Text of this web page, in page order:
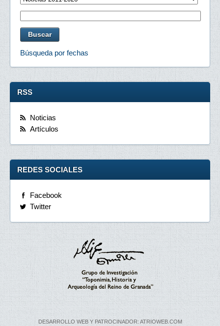
Búsqueda por fechas
RSS
Noticias
Artículos
REDES SOCIALES
Facebook
Twitter
DESARROLLO WEB Y PATROCINADOR: ATRIOWEB.COM